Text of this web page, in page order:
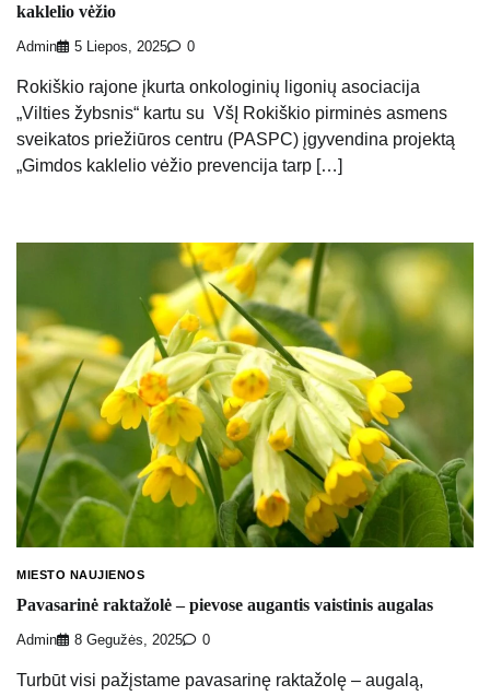
kaklelio vėžio
Admin 5 Liepos, 2025 0
Rokiškio rajone įkurta onkologinių ligonių asociacija
„Vilties žybsnis“ kartu su VšĮ Rokiškio pirminės asmens
sveikatos priežiūros centru (PASPC) įgyvendina projektą
„Gimdos kaklelio vėžio prevencija tarp […]
MIESTO NAUJIENOS
Pavasarinė raktažolė – pievose augantis vaistinis augalas
Admin 8 Gegužės, 2025 0
Turbūt visi pažįstame pavasarinę raktažolę – augalą,